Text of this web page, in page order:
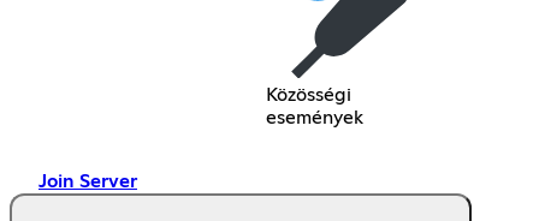
Közösségi
események
Join Server